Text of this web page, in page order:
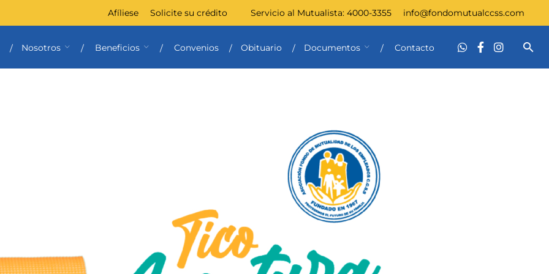
Afíliese Solicite su crédito Servicio al Mutualista: 4000-3355 info@fondomutualccss.com
Nosotros Beneficios Convenios Obituario Documentos Contacto